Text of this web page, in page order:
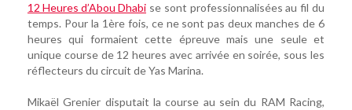
12 Heures d’Abou Dhabi se sont professionnalisées au fil du
temps. Pour la 1ère fois, ce ne sont pas deux manches de 6
heures qui formaient cette épreuve mais une seule et
unique course de 12 heures avec arrivée en soirée, sous les
réflecteurs du circuit de Yas Marina.
Mikaël Grenier disputait la course au sein du RAM Racing,